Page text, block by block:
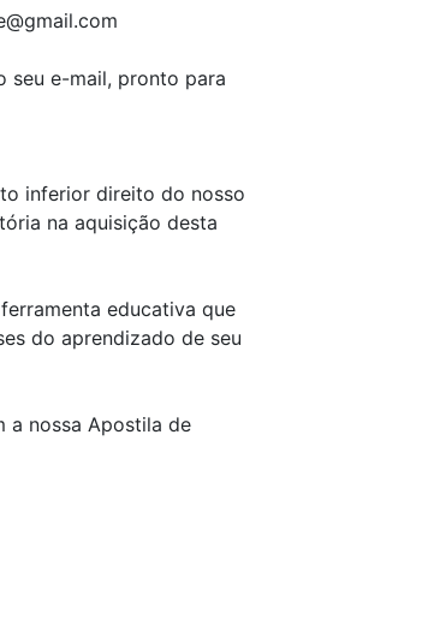
seu e-mail, pronto para
inferior direito do nosso
na aquisição desta
educativa que
do aprendizado de seu
a nossa Apostila de